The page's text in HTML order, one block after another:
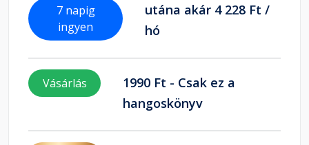
7 napig
ingyen
utána akár 4 228 Ft /
hó
Vásárlás
1990 Ft - Csak ez a
hangoskönyv